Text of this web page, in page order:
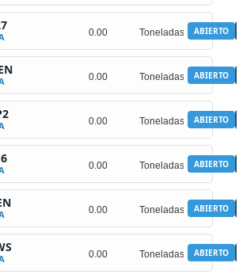
ABIERTO
ABIERTO
ABIERTO
ABIERTO
ABIERTO
ABIERTO